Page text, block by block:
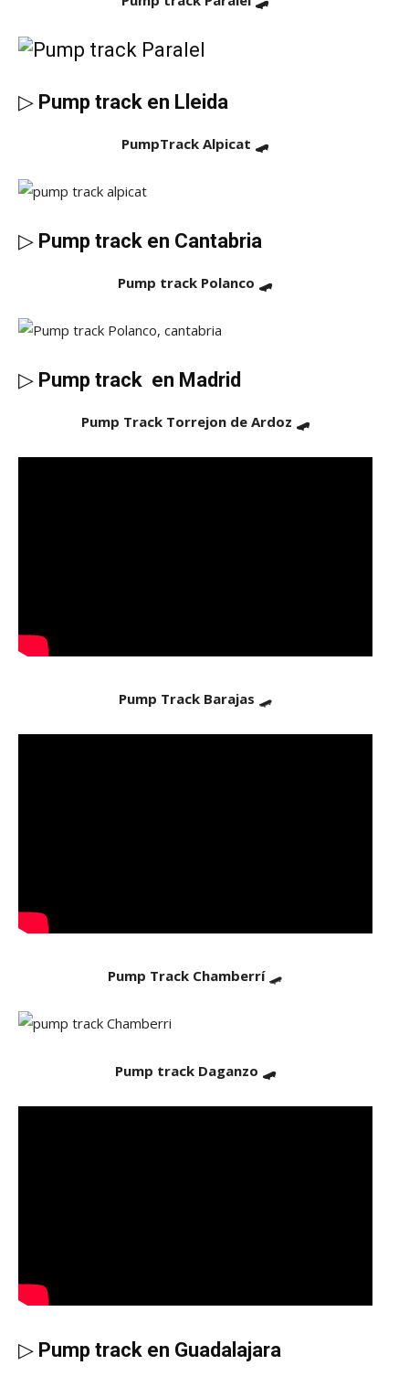
▷ Pump track en Lleida
PumpTrack Alpicat 🛹
▷ Pump track en Cantabria
Pump track Polanco 🛹
▷ Pump track en Madrid
Pump Track Torrejon de Ardoz 🛹
Pump Track Barajas 🛹
Pump Track Chamberrí🛹
Pump track Daganzo 🛹
▷ Pump track en Guadalajara